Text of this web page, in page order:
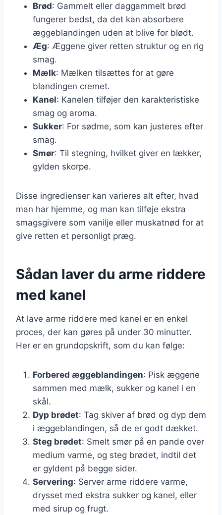
Brød: Gammelt eller daggammelt brød
fungerer bedst, da det kan absorbere
æggeblandingen uden at blive for blødt.
Æg: Æggene giver retten struktur og en rig
smag.
Mælk: Mælken tilsættes for at gøre
blandingen cremet.
Kanel: Kanelen tilføjer den karakteristiske
smag og aroma.
Sukker: For sødme, som kan justeres efter
smag.
Smør: Til stegning, hvilket giver en lækker,
gylden skorpe.
Disse ingredienser kan varieres alt efter, hvad
man har hjemme, og man kan tilføje ekstra
smagsgivere som vanilje eller muskatnød for at
give retten et personligt præg.
Sådan laver du arme riddere
med kanel
At lave arme riddere med kanel er en enkel
proces, der kan gøres på under 30 minutter.
Her er en grundopskrift, som du kan følge:
Forbered æggeblandingen: Pisk æggene
sammen med mælk, sukker og kanel i en
skål.
Dyp brødet: Tag skiver af brød og dyp dem
i æggeblandingen, så de er godt dækket.
Steg brødet: Smelt smør på en pande over
medium varme, og steg brødet, indtil det
er gyldent på begge sider.
Servering: Server arme riddere varme,
drysset med ekstra sukker og kanel, eller
med sirup og frugt.